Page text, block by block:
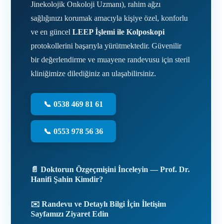
Jinekolojik Onkoloji Uzmanı), rahim ağzı
sağlığınızı korumak amacıyla kişiye özel, konforlu
ve en güncelLEEP İşlemi ile Kolposkopi
protokollerini başarıyla yürütmektedir. Güvenilir
bir değerlendirme ve muayene randevusu için steril
kliniğimize dilediğiniz an ulaşabilirsiniz.
📞 0538 469 81 61
📞 0553 978 56 36
📄 Doktorun Özgeçmişini İnceleyin — Prof. Dr.
Hanifi Şahin Kimdir?
✉️ Randevu ve Detaylı Bilgi İçin İletişim
Sayfamızı Ziyaret Edin